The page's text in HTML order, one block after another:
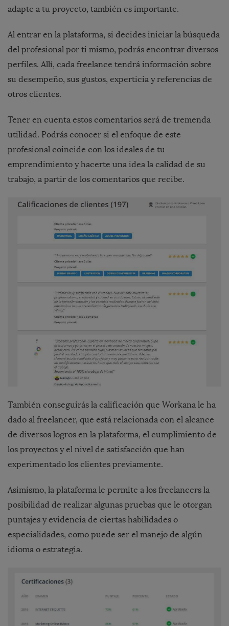
adapte a tu proyecto, también es importante.
Al entrar en la plataforma, si decides iniciar la búsqueda
del profesional por ti mismo, podrás encontrar diversos
perfiles. Allí, cada freelance tendrá información sobre
su desempeño, sus gustos, experticia y referencias de
otros clientes.
Tener en cuenta estos comentarios será de tremenda
utilidad. Podrás conocer si el enfoque de este
profesional coincide con los ideales de tu
emprendimiento y hacerte una idea la calidad de su
trabajo, a partir de los comentarios que recibe.
También conseguirás la calificación que Workana le ha
dado al freelancer, que está relacionada con el alcance
de diversos logros en la plataforma, el cumplimiento de
los proyectos y el nivel de satisfacción que han
experimentado los clientes previamente.
Asimismo, la plataforma le permite a los freelancers la
posibilidad de realizar algunas pruebas que le otorgan
puntajes y evidencia de ciertas habilidades o
especialidades, como puede ser el manejo de algún
idioma o estrategia.